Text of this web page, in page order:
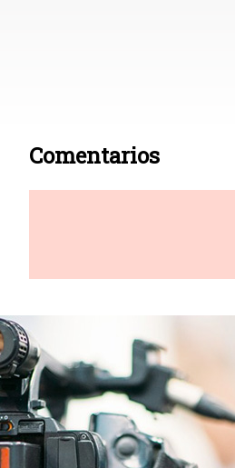
Comentarios